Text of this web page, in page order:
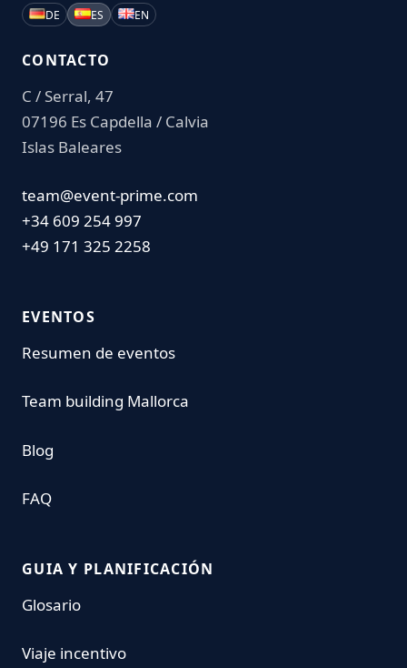
DE ES EN
CONTACTO
C / Serral, 47
07196 Es Capdella / Calvia
Islas Baleares
team@event-prime.com
+34 609 254 997
+49 171 325 2258
EVENTOS
Resumen de eventos
Team building Mallorca
Blog
FAQ
GUIA Y PLANIFICACIÓN
Glosario
Viaje incentivo